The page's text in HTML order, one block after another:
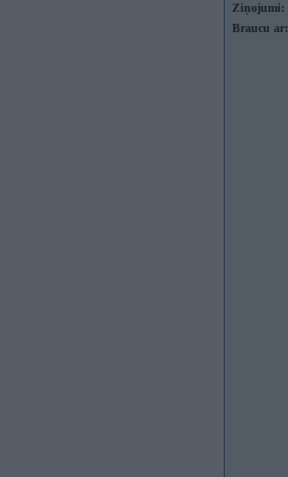
Ziņojumi:
Braucu ar: